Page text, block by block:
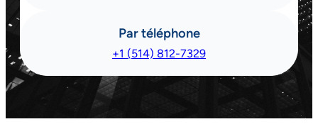
Par téléphone
+1 (514) 812-7329